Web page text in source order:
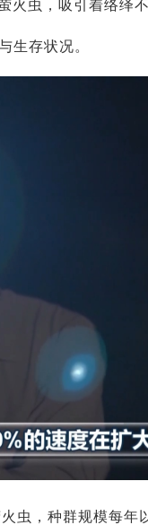
火虫，吸引着络绎不
生存状况。
虫，种群规模每年